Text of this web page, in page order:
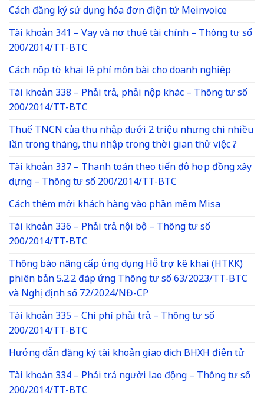
Cách đăng ký sử dụng hóa đơn điện tử Meinvoice
Tài khoản 341 – Vay và nợ thuê tài chính – Thông tư số
200/2014/TT-BTC
Cách nộp tờ khai lệ phí môn bài cho doanh nghiệp
Tài khoản 338 – Phải trả, phải nộp khác – Thông tư số
200/2014/TT-BTC
Thuế TNCN của thu nhập dưới 2 triệu nhưng chi nhiều
lần trong tháng, thu nhập trong thời gian thử việc ?
Tài khoản 337 – Thanh toán theo tiến độ hợp đồng xây
dựng – Thông tư số 200/2014/TT-BTC
Cách thêm mới khách hàng vào phần mềm Misa
Tài khoản 336 – Phải trả nội bộ – Thông tư số
200/2014/TT-BTC
Thông báo nâng cấp ứng dụng Hỗ trợ kê khai (HTKK)
phiên bản 5.2.2 đáp ứng Thông tư số 63/2023/TT-BTC
và Nghị định số 72/2024/NĐ-CP
Tài khoản 335 – Chi phí phải trả – Thông tư số
200/2014/TT-BTC
Hướng dẫn đăng ký tài khoản giao dịch BHXH điện tử
Tài khoản 334 – Phải trả người lao động – Thông tư số